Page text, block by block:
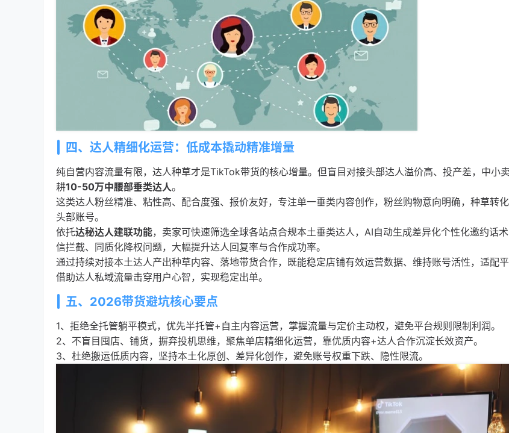
四、达人精细化运营：低成本撬动精准增量
纯自营内容流量有限，达人种草才是TikTok带货的核心增量。但盲目对接头部达人溢价高、投产差，中小
耕10-50万中腰部垂类达人。
这类达人粉丝精准、粘性高、配合度强、报价友好，专注单一垂类内容创作，粉丝购物意向明确，种草转
头部账号。
依托达秘达人建联功能，卖家可快速筛选全球各站点合规本土垂类达人，AI自动生成差异化个性化邀约话
信拦截、同质化降权问题，大幅提升达人回复率与合作成功率。
通过持续对接本土达人产出种草内容、落地带货合作，既能稳定店铺有效运营数据、维持账号活性，适配
借助达人私域流量击穿用户心智，实现稳定出单。
五、2026带货避坑核心要点
1、拒绝全托管躺平模式，优先半托管+自主内容运营，掌握流量与定价主动权，避免平台规则限制利润。
2、不盲目囤店、铺货，摒弃投机思维，聚焦单店精细化运营，靠优质内容+达人合作沉淀长效资产。
3、杜绝搬运低质内容，坚持本土化原创、差异化创作，避免账号权重下跌、隐性限流。